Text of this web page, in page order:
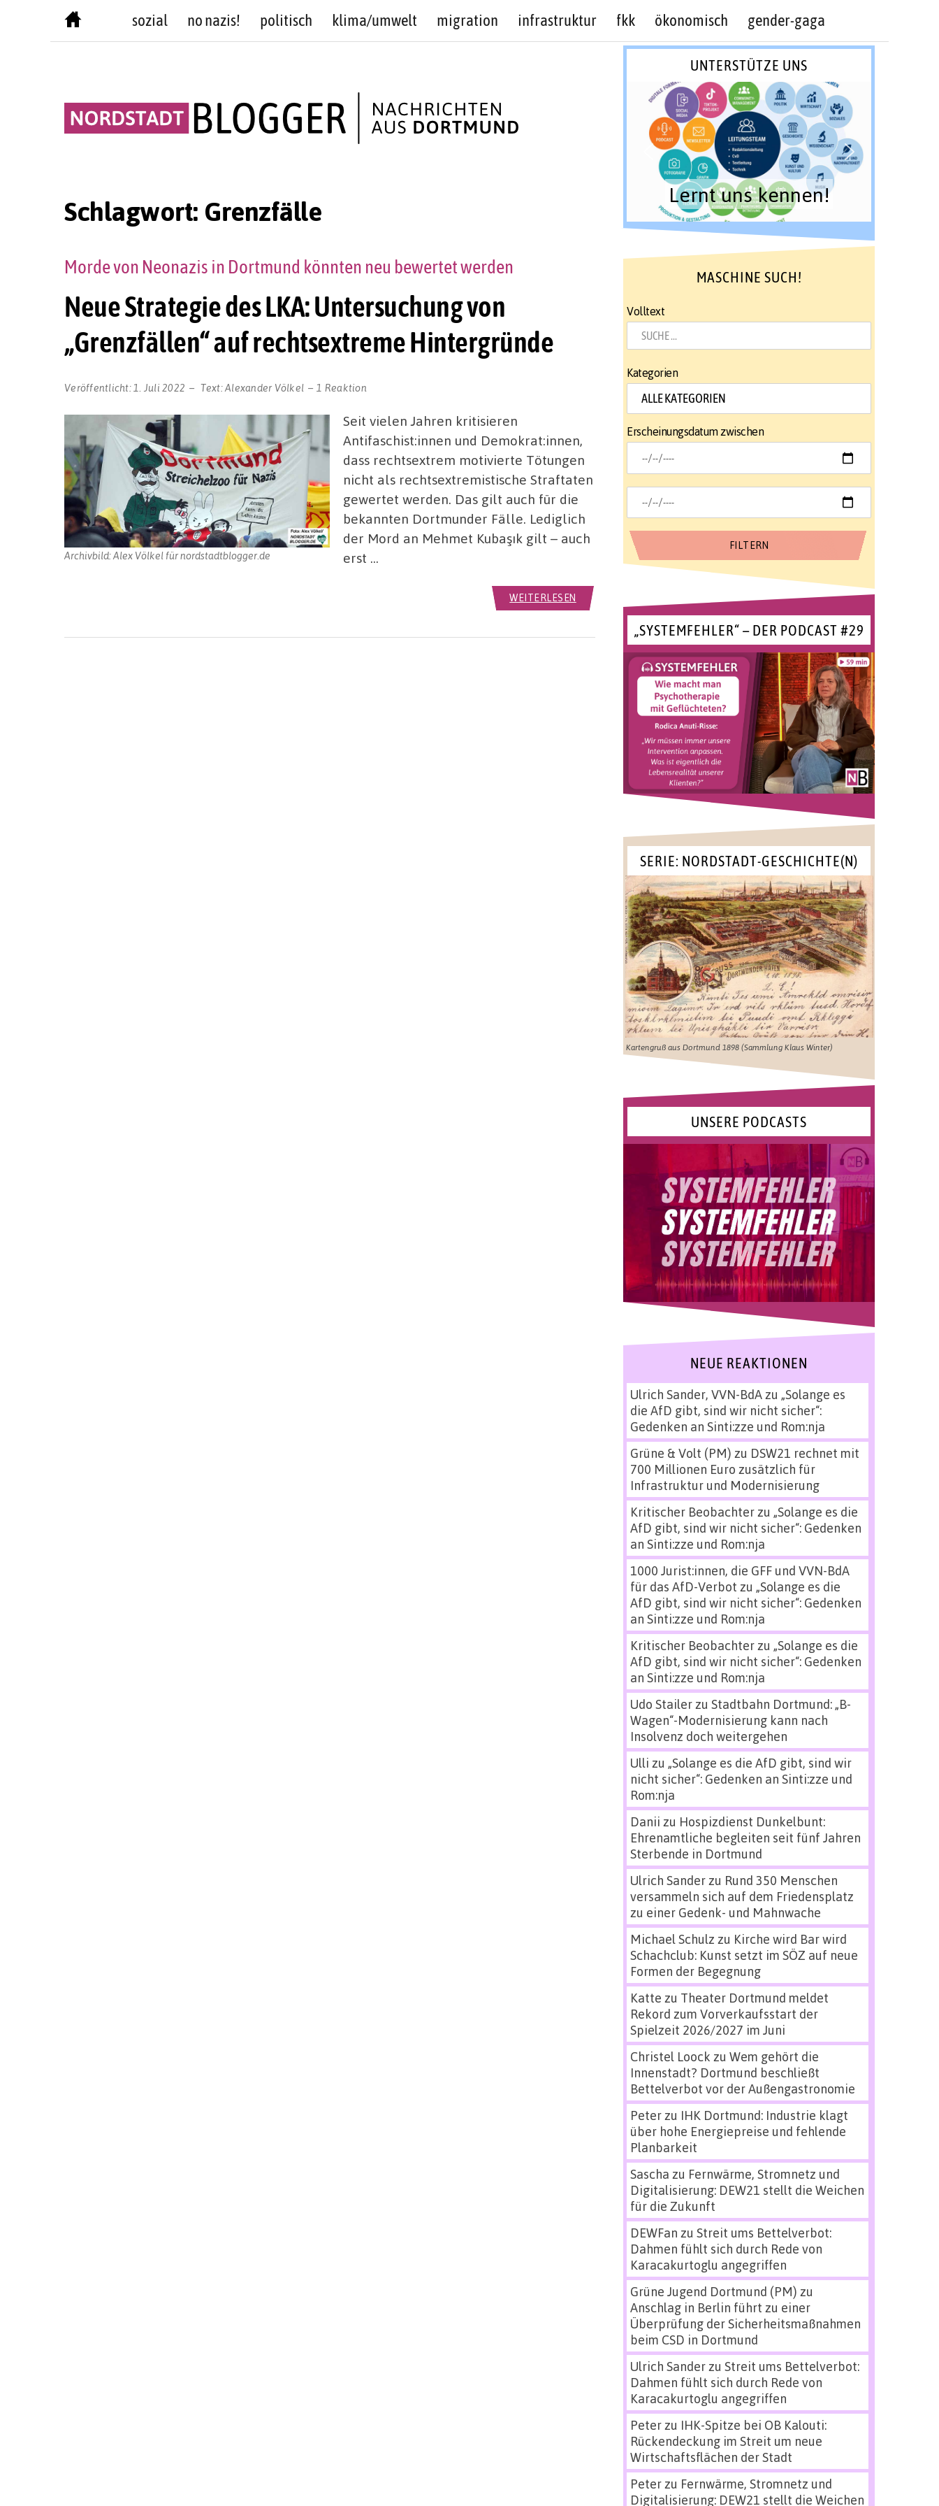
sozial no nazis! politisch klima/umwelt migration infrastruktur fkk ökonomisch gender-gaga
Schlagwort: Grenzfälle
Neue Strategie des LKA: Untersuchung von
„Grenzfällen“ auf rechtsextreme Hintergründe
Morde von Neonazis in Dortmund könnten neu bewertet werden
Veröffentlicht: 1. Juli 2022 Text:Alexander Völkel 1 Reaktion
Archivbild: Alex Völkel für nordstadtblogger.de
Seit vielen Jahren kritisieren
Antifaschist:innen und Demokrat:innen,
dass rechtsextrem motivierte Tötungen
nicht als rechtsextremistische Straftaten
gewertet werden. Das gilt auch für die
bekannten Dortmunder Fälle. Lediglich
der Mord an Mehmet Kubaşık gilt – auch
erst …
WEITERLESEN
UNTERSTÜTZE UNS
Lernt uns kennen!
MASCHINE SUCH!
Volltext
Kategorien
Erscheinungsdatum zwischen
„SYSTEMFEHLER“ – DER PODCAST #29
SERIE: NORDSTADT-GESCHICHTE(N)
Kartengruß aus Dortmund 1898 (Sammlung Klaus Winter)
UNSERE PODCASTS
NEUE REAKTIONEN
Ulrich Sander, VVN-BdAzu „Solange es
die AfD gibt, sind wir nicht sicher“:
Gedenken an Sinti:zze und Rom:nja
Grüne & Volt (PM) zu DSW21 rechnet mit
700 Millionen Euro zusätzlich für
Infrastruktur und Modernisierung
Kritischer Beobachterzu „Solange es die
AfD gibt, sind wir nicht sicher“: Gedenken
an Sinti:zze und Rom:nja
1000 Jurist:innen, die GFF und VVN-BdA
für das AfD-Verbot zu „Solange es die
AfD gibt, sind wir nicht sicher“: Gedenken
an Sinti:zze und Rom:nja
Kritischer Beobachterzu „Solange es die
AfD gibt, sind wir nicht sicher“: Gedenken
an Sinti:zze und Rom:nja
Udo Stailerzu Stadtbahn Dortmund: „B-
Wagen“-Modernisierung kann nach
Insolvenz doch weitergehen
Ulli zu „Solange es die AfD gibt, sind wir
nicht sicher“: Gedenken an Sinti:zze und
Rom:nja
Danii zu Hospizdienst Dunkelbunt:
Ehrenamtliche begleiten seit fünf Jahren
Sterbende in Dortmund
Ulrich Sanderzu Rund 350 Menschen
versammeln sich auf dem Friedensplatz
zu einer Gedenk- und Mahnwache
Michael Schulz zu Kirche wird Bar wird
Schachclub: Kunst setzt im SÖZ auf neue
Formen der Begegnung
Katte zu Theater Dortmund meldet
Rekord zum Vorverkaufsstart der
Spielzeit 2026/2027 im Juni
Christel Loock zu Wem gehört die
Innenstadt? Dortmund beschließt
Bettelverbot vor der Außengastronomie
Peterzu IHK Dortmund: Industrie klagt
über hohe Energiepreise und fehlende
Planbarkeit
Sascha zu Fernwärme, Stromnetz und
Digitalisierung: DEW21 stellt die Weichen
für die Zukunft
DEWFan zu Streit ums Bettelverbot:
Dahmen fühlt sich durch Rede von
Karacakurtoglu angegriffen
Grüne Jugend Dortmund (PM) zu
Anschlag in Berlin führt zu einer
Überprüfung der Sicherheitsmaßnahmen
beim CSD in Dortmund
Ulrich Sanderzu Streit ums Bettelverbot:
Dahmen fühlt sich durch Rede von
Karacakurtoglu angegriffen
Peterzu IHK-Spitze bei OB Kalouti:
Rückendeckung im Streit um neue
Wirtschaftsflächen der Stadt
Peterzu Fernwärme, Stromnetz und
Digitalisierung: DEW21 stellt die Weichen